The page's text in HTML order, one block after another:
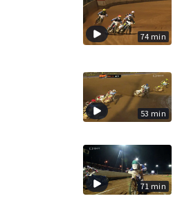
74 min
53 min
71 min